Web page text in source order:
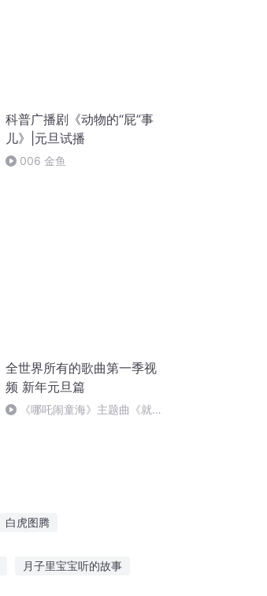
科普广播剧《动物的“屁”事
儿》|元旦试播
006 金鱼
全世界所有的歌曲第一季视
频 新年元旦篇
《哪吒闹童海》主题曲《就是
白虎图腾
月子里宝宝听的故事